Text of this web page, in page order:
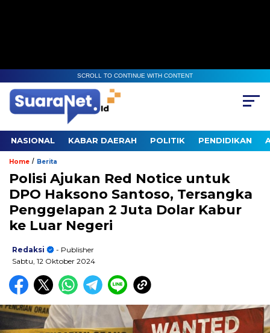
SCROLL TO CONTINUE WITH CONTENT
NASIONAL KABAR DAERAH POLITIK PENDIDIKAN
Home / Berita
Polisi Ajukan Red Notice untuk
DPO Haksono Santoso, Tersangka
Penggelapan 2 Juta Dolar Kabur
ke Luar Negeri
Redaksi
- Publisher
Sabtu, 12 Oktober 2024